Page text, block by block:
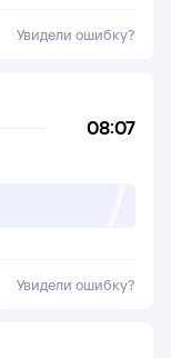
Увидели ошибку?
08:07
Увидели ошибку?